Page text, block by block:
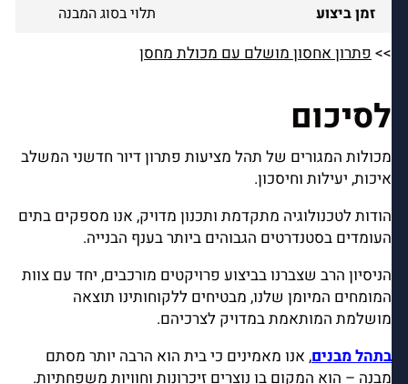
זמן ביצוע
תלוי בסוג המבנה
>>פתרון אחסון מושלם עם מכולת מחסן
לסיכום
מכולות המגורים של תהל מציעות פתרון דיור חדשני המשלב
איכות, יעילות וחיסכון.
הודות לטכנולוגיה מתקדמת ותכנון מדויק, אנו מספקים בתים
העומדים בסטנדרטים הגבוהים ביותר בענף הבנייה.
הניסיון הרב שצברנו בביצוע פרויקטים מורכבים, יחד עם צוות
המומחים המיומן שלנו, מבטיחים ללקוחותינו תוצאה
מושלמת המותאמת במדויק לצרכיהם.
בתהל מבנים, אנו מאמינים כי בית הוא הרבה יותר מסתם
מבנה – הוא המקום בו נוצרים זיכרונות וחוויות משפחתיות.